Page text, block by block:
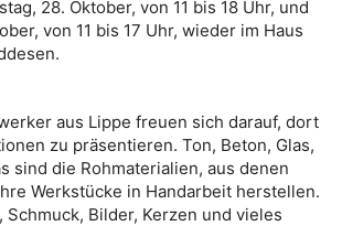
28. Oktober, von 11 bis 18 Uhr, und
von 11 bis 17 Uhr, wieder im Haus
aus Lippe freuen sich darauf, dort
zu präsentieren. Ton, Beton, Glas,
sind die Rohmaterialien, aus denen
Werkstücke in Handarbeit herstellen.
Schmuck, Bilder, Kerzen und vieles